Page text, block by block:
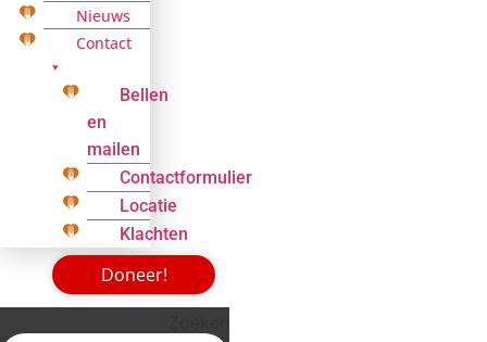
Nieuws
Contact
Bellen
en
mailen
Contactformulier
Locatie
Klachten
Doneer!